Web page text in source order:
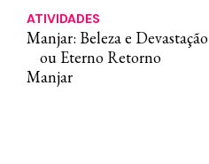
ATIVIDADES
Manjar: Beleza e Devastação
ou Eterno Retorno
Manjar